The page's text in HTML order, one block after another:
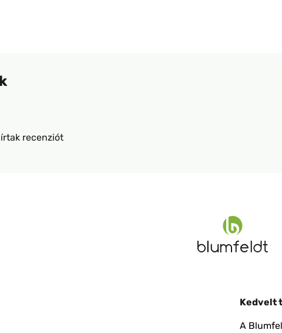
recenziót
Kedvelt
A